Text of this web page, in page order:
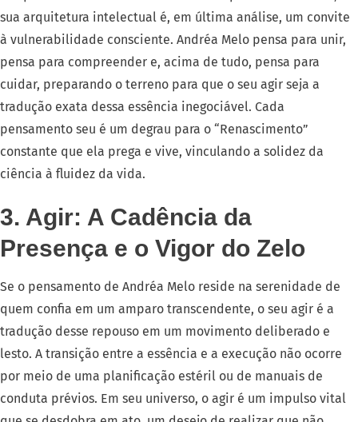
sua arquitetura intelectual é, em última análise, um convite
à vulnerabilidade consciente. Andréa Melo pensa para unir,
pensa para compreender e, acima de tudo, pensa para
cuidar, preparando o terreno para que o seu agir seja a
tradução exata dessa essência inegociável. Cada
pensamento seu é um degrau para o “Renascimento”
constante que ela prega e vive, vinculando a solidez da
ciência à fluidez da vida.
3. Agir: A Cadência da
Presença e o Vigor do Zelo
Se o pensamento de Andréa Melo reside na serenidade de
quem confia em um amparo transcendente, o seu agir é a
tradução desse repouso em um movimento deliberado e
lesto. A transição entre a essência e a execução não ocorre
por meio de uma planificação estéril ou de manuais de
conduta prévios. Em seu universo, o agir é um impulso vital